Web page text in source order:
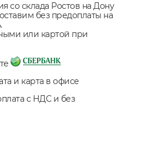
со склада Ростов на Дону
без предоплаты на
или картой при
и карта в офисе
с НДС и без